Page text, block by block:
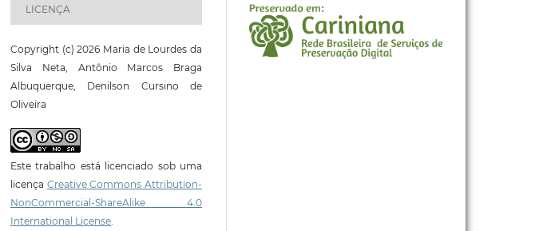
LICENÇA
Copyright (c) 2026 Maria de Lourdes da
Silva Neta, Antônio Marcos Braga
Albuquerque, Denilson Cursino de
Oliveira
Este trabalho está licenciado sob uma
licença Creative Commons Attribution-
NonCommercial-ShareAlike 4.0
International License.